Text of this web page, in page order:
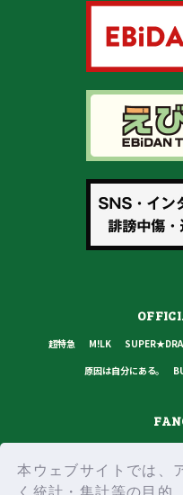
本ウェブサイトでは、
く統計・集計等の目的
超特急 M!LK
原因は自分にある。
原因は自分にある。
BUDDiiS